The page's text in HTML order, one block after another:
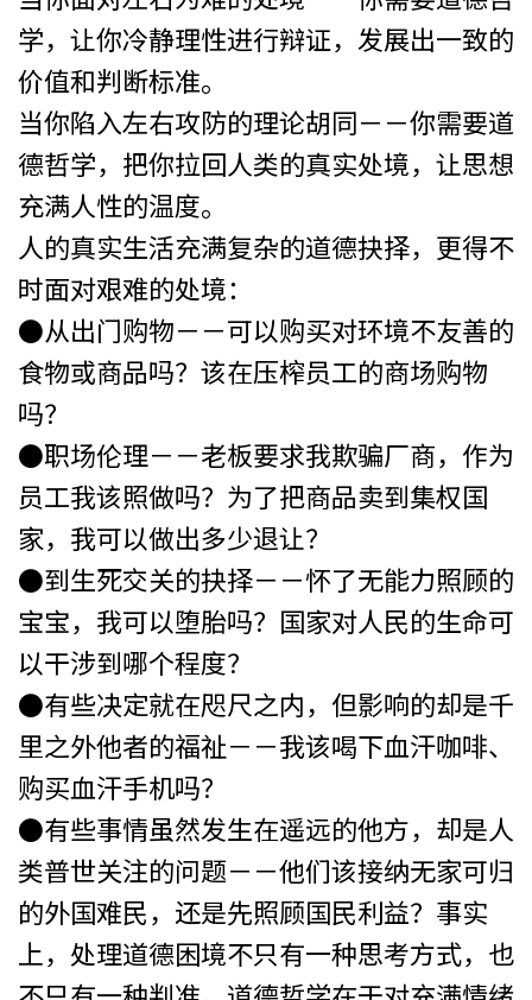
学，让你冷静理性进行辩证，发展出一致的
价值和判断标准。
当你陷入左右攻防的理论胡同－－你需要道
德哲学，把你拉回人类的真实处境，让思想
充满人性的温度。
人的真实生活充满复杂的道德抉择，更得不
时面对艰难的处境：
●从出门购物－－可以购买对环境不友善的
食物或商品吗？该在压榨员工的商场购物
吗？
●职场伦理－－老板要求我欺骗厂商，作为
员工我该照做吗？为了把商品卖到集权国
家，我可以做出多少退让？
●到生死交关的抉择－－怀了无能力照顾的
宝宝，我可以堕胎吗？国家对人民的生命可
以干涉到哪个程度？
●有些决定就在咫尺之内，但影响的却是千
里之外他者的福祉－－我该喝下血汗咖啡、
购买血汗手机吗？
●有些事情虽然发生在遥远的他方，却是人
类普世关注的问题－－他们该接纳无家可归
的外国难民，还是先照顾国民利益？事实
上，处理道德困境不只有一种思考方式，也